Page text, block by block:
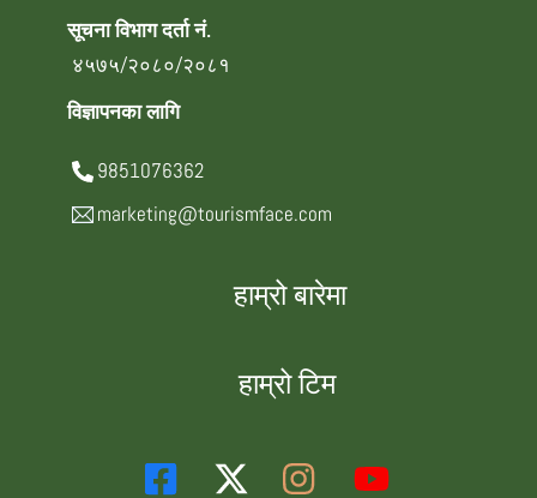
सूचना विभाग दर्ता नं.
४५७५/२०८०/२०८१
विज्ञापनका लागि
9851076362
marketing@tourismface.com
हाम्रो बारेमा
हाम्रो टिम